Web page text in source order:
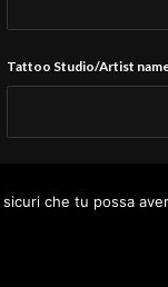
Tattoo Studio/Artist
che tu possa